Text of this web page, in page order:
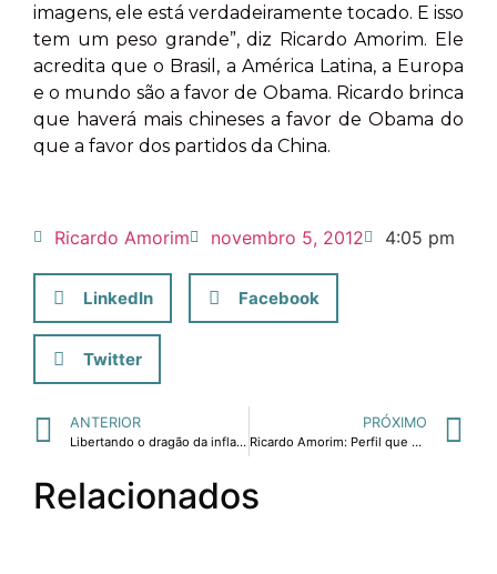
imagens, ele está verdadeiramente tocado. E isso
tem um peso grande”, diz Ricardo Amorim. Ele
acredita que o Brasil, a América Latina, a Europa
e o mundo são a favor de Obama. Ricardo brinca
que haverá mais chineses a favor de Obama do
que a favor dos partidos da China.
Ricardo Amorim novembro 5, 2012 4:05 pm
LinkedIn Facebook
Twitter
ANTERIOR
Libertando o dragão da inflação.
PRÓXIMO
Ricardo Amorim: Perfil que mais vale a pena ser seguido de acordo com site Mude.nu.
Relacionados